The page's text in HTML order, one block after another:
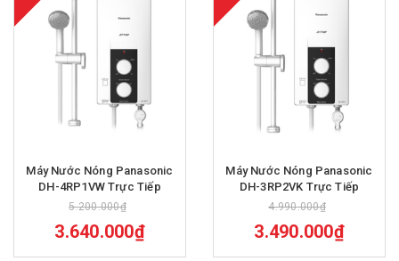
Máy Nước Nóng Panasonic
DH-4RP1VW Trực Tiếp
5.200.000₫
3.640.000₫
Máy Nước Nóng Panasonic
DH-3RP2VK Trực Tiếp
4.990.000₫
3.490.000₫